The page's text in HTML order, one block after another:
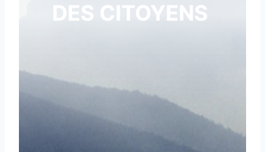
DES CITOYENS